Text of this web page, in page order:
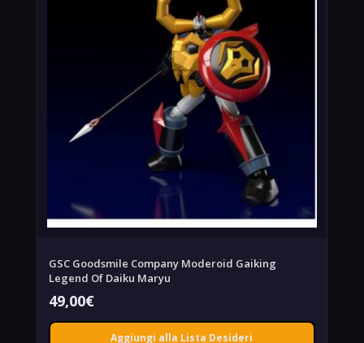
GSC Goodsmile Company Moderoid Gaiking
Legend Of Daiku Maryu
49,00€
Aggiungi alla Lista Desideri